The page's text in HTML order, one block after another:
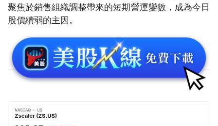
聚焦於銷售組織調整帶來的短期營運變數，成為今日
股價續弱的主因。